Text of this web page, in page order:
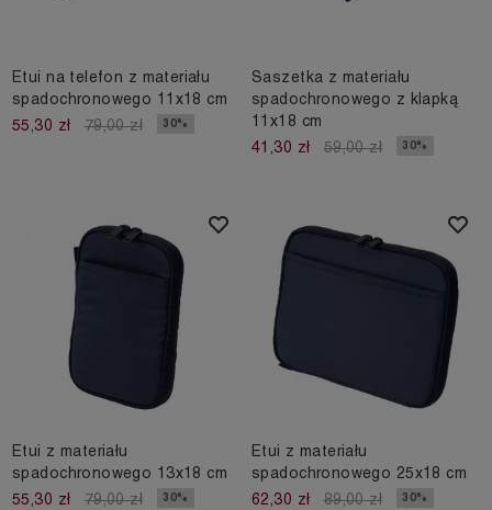
Etui na telefon z materiału
spadochronowego 11x18 cm
55,30 zł
79,00 zł 30%
Saszetka z materiału
spadochronowego z klapką
11x18 cm
41,30 zł
59,00 zł 30%
Etui z materiału
spadochronowego 13x18 cm
55,30 zł
79,00 zł 30%
Etui z materiału
spadochronowego 25x18 cm
62,30 zł
89,00 zł 30%